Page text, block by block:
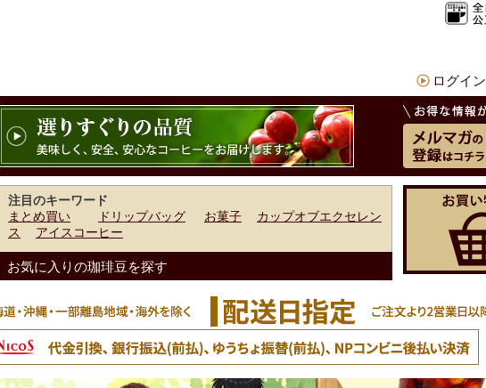
ログイン
注目のキーワード
まとめ買い
ドリップバッグ お菓子
カップオブエクセレン
ス
アイスコーヒー
お気に入りの珈琲豆を探す